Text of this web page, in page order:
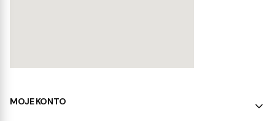
Linki w stopce
MOJE KONTO